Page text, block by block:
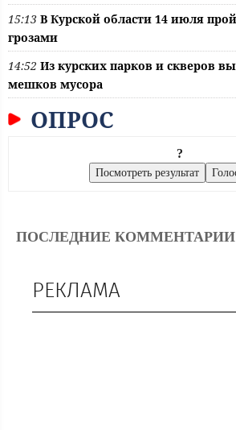
15:13 В Курской области 14 июля
грозами
14:52 Из курских парков и скверов
мешков мусора
ОПРОС
?
ПОСЛЕДНИЕ КОММЕНТАРИИ
РЕКЛАМА